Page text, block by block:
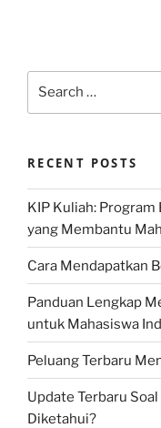
RECENT POSTS
KIP Kuliah:
yang Membantu
Cara Mendapatkan
Panduan Lengkap
untuk Mahasiswa
Peluang Terbaru
Update Terbaru
Diketahui?